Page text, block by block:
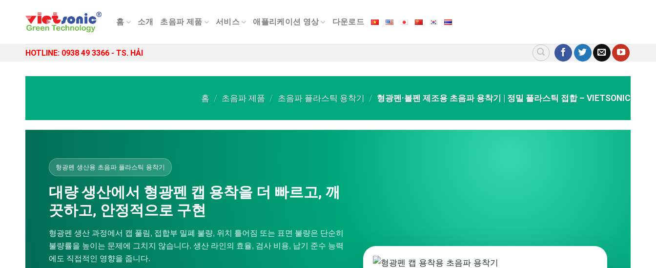
content
홈 소개 초음파 제품 서비스 애플리케이션 영상 다운로드
HOTLINE: 0938 49 3366 - TS. HẢI
홈 / 초음파 제품 / 초음파 플라스틱 용착기 / 형광펜·볼펜 제조용 초음파 용착기 | 정밀 플라스틱 접합 – VIETSONIC
형광펜 생산용 초음파 플라스틱 용착기
대량 생산에서 형광펜 캡 용착을 더 빠르고, 깨
끗하고, 안정적으로 구현
형광펜 생산 과정에서 캡 풀림, 접합부 밀폐 불량, 위치 틀어짐 또는 표면 불량은 단순히
불량률을 높이는 문제에 그치지 않습니다. 생산 라인의 효율, 검사 비용, 납기 준수 능력
에도 직접적인 영향을 줍니다.